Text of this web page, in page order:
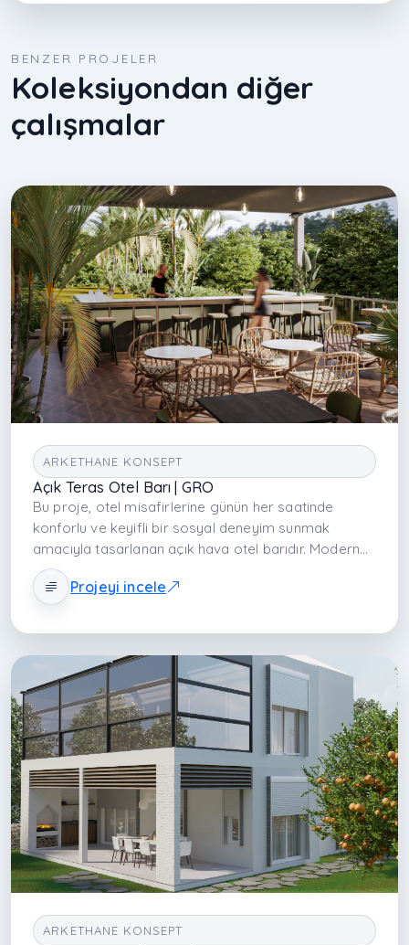
BENZER PROJELER
Koleksiyondan diğer
çalışmalar
ARKETHANE KONSEPT
Açık Teras Otel Barı | GRO
Bu proje, otel misafirlerine günün her saatinde
konforlu ve keyifli bir sosyal deneyim sunmak
amacıyla tasarlanan açık hava otel barıdır. Modern
mimari yaklaşım, tropikal peyzaj ve doğal
malzemeler bir araya getirilerek ferah, sıcak ve
merkezinde konumlandırılan geniş servis barı, sosyal
etkileşimi destekleyen odak noktasını oluştururken;
farklı oturma düzenleri hem bireysel kullanıma hem
de grup buluşmalarına uygun esnek bir kullanım
sağlamaktadır. Doğayla bütünleşen bitkilendirme,
dekoratif aydınlatmalar ve kaliteli malzeme
seçimleri sayesinde otelin prestijini yansıtan, estetik
ve işlevsel bir dış mekân deneyimi hedeflenmiştir.
Projeyi incele
ARKETHANE KONSEPT